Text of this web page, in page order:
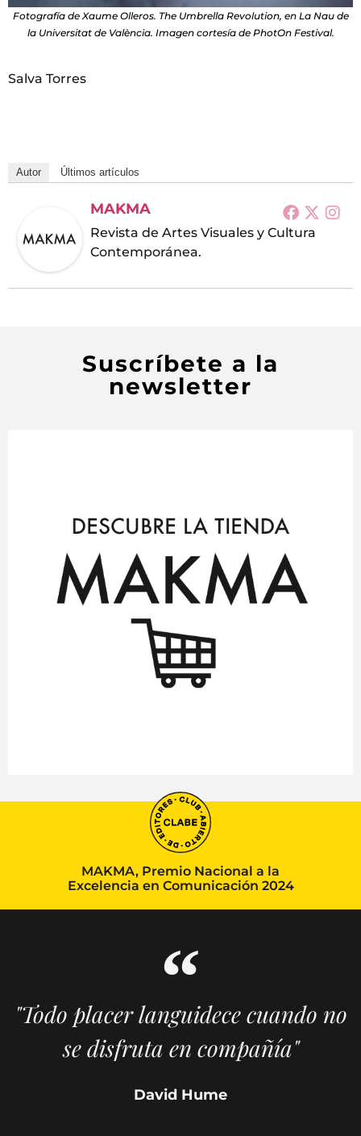
Fotografía de Xaume Olleros. The Umbrella Revolution, en La Nau de
la Universitat de València. Imagen cortesía de PhotOn Festival.
Salva Torres
Autor Últimos artículos
MAKMA
Revista de Artes Visuales y Cultura
Contemporánea.
Suscríbete a la
newsletter
MAKMA, Premio Nacional a la
Excelencia en Comunicación 2024
"Todo placer languidece cuando no
se disfruta en compañía"
David Hume